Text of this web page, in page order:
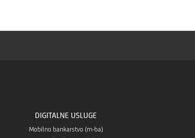
Huaweia
DIGITALNE USLUGE
Mobilno bankarstvo (m-ba)